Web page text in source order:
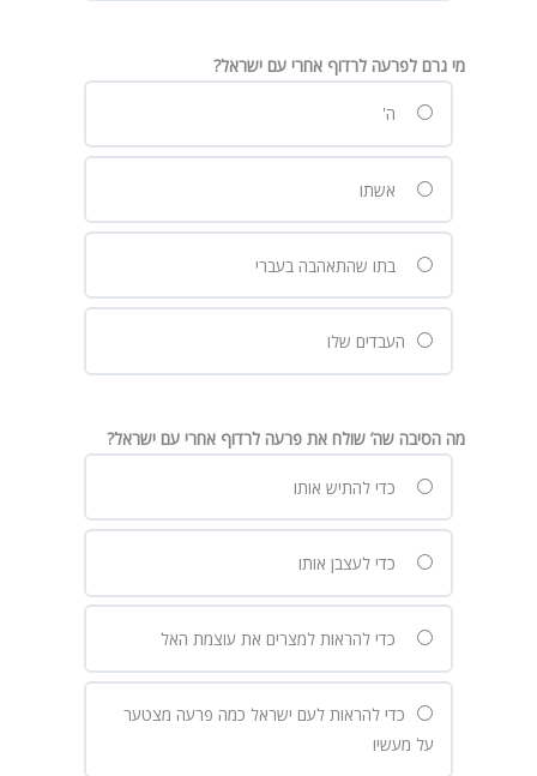
מי גרם לפרעה לרדוף אחרי עם ישראל?
ה'
אשתו
בתו שהתאהבה בעברי
העבדים שלו
מה הסיבה שה’ שולח את פרעה לרדוף אחרי עם ישראל?
כדי להתיש אותו
כדי לעצבן אותו
כדי להראות למצרים את עוצמת האל
כדי להראות לעם ישראל כמה פרעה מצטער
על מעשיו